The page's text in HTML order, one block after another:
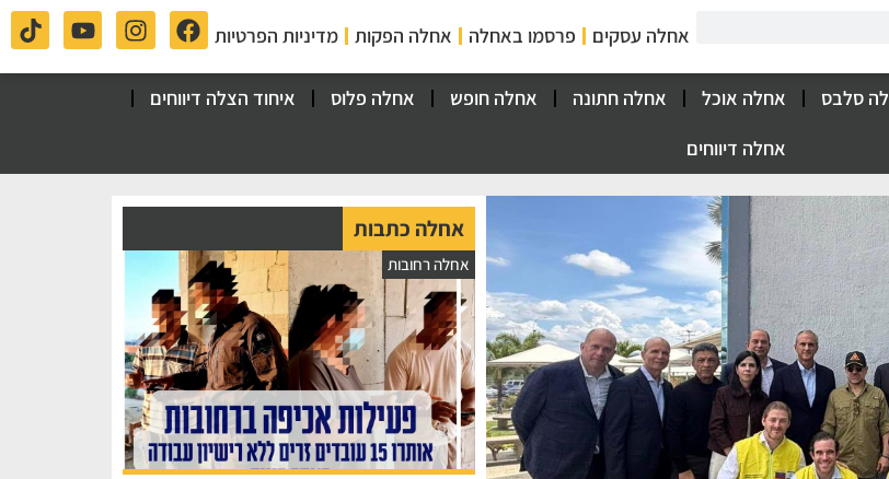
אחלה עסקים פרסמו באחלה אחלה הפקות מדיניות הפרטיות
סלבס אחלה אוכל אחלה חתונה אחלה חופש אחלה פלוס
איחוד הצלה דיווחים
אחלה דיווחים
אחלה כתבות
אחלה רחובות